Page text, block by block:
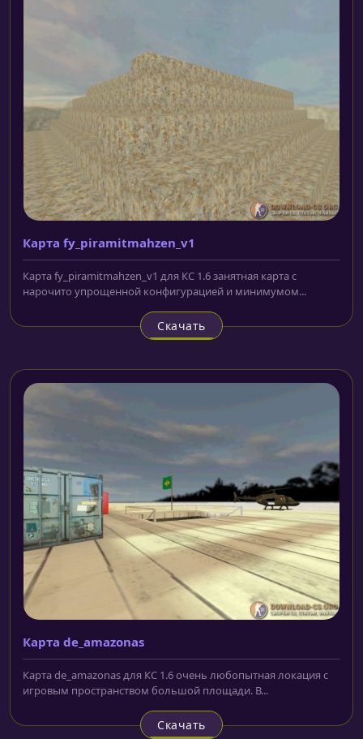
Карта fy_piramitmahzen_v1
Карта fy_piramitmahzen_v1 для КС 1.6 занятная карта с
нарочито упрощенной конфигурацией и минимумом...
Скачать
Карта de_amazonas
Карта de_amazonas для КС 1.6 очень любопытная локация с
игровым пространством большой площади. В...
Скачать